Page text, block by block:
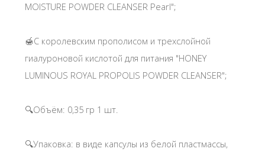
MOISTURE POWDER CLEANSER Pearl";
🍯С королевским прополисом и трехслойной
гиалуроновой кислотой для питания "HONEY
LUMINOUS ROYAL PROPOLIS POWDER CLEANSER";
🔍Объём: 0,35 гр 1 шт.
🔍Упаковка: в виде капсулы из белой пластмассы,